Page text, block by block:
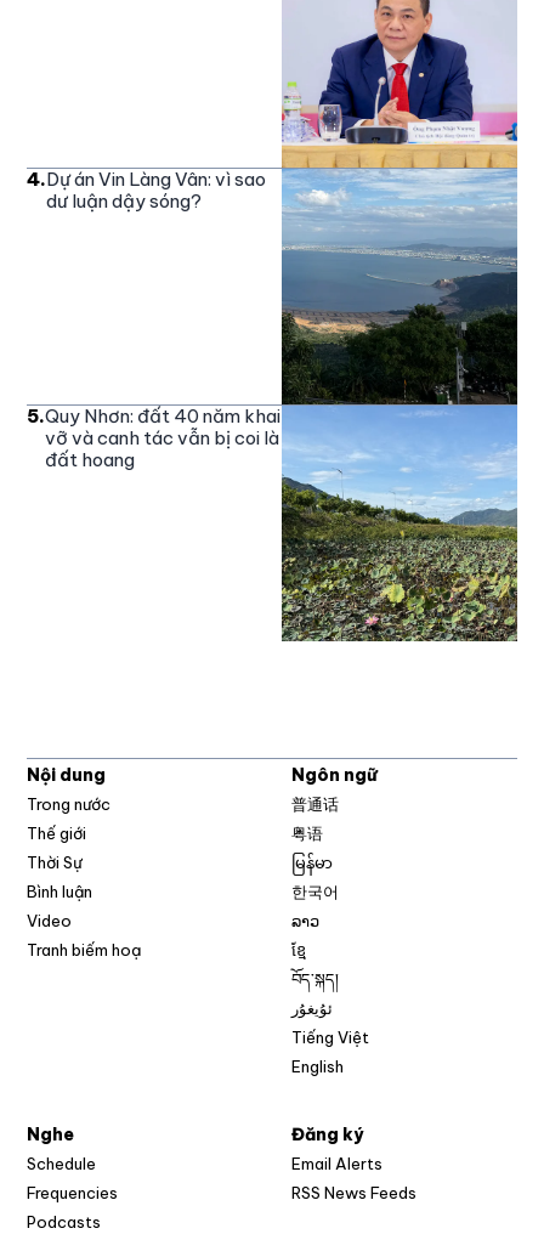
4.Dự án Vin Làng Vân: vì sao
dư luận dậy sóng?
5.Quy Nhơn: đất 40 năm khai
vỡ và canh tác vẫn bị coi là
đất hoang
Nội dung
Trong nước
Thế giới
Thời Sự
Bình luận
Video
Tranh biếm hoạ
Ngôn ngữ
普通话
粤语
မြန်မာ
한국어
ລາວ
ខ្មែ
བོད་སྐད།
ئۇيغۇر
Tiếng Việt
English
Nghe
Schedule
Frequencies
Podcasts
Đăng ký
Email Alerts
RSS News Feeds